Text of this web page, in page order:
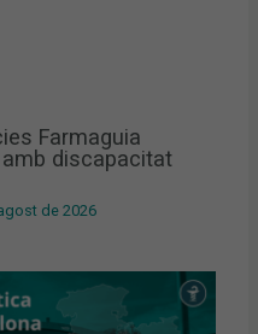
Farmaguia
amb discapacitat
de 2026